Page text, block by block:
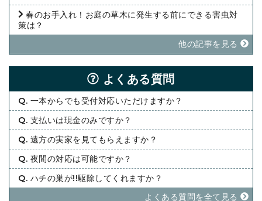
春のお手入れ！お庭の草木に発生する前にできる害虫対
策は？
他の記事を⾒る
よくある質問
Q. 一本からでも受付対応いただけますか？
Q. 支払いは現金のみですか？
Q. 遠方の実家を見てもらえますか？
Q. 夜間の対応は可能ですか？
Q. ハチの巣が!!駆除してくれますか？
よくある質問を全て⾒る